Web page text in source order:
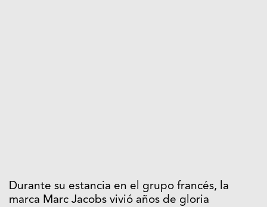
Durante su estancia en el grupo francés, la
marca Marc Jacobs vivió años de gloria